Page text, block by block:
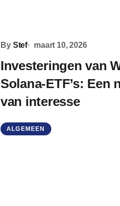
By Stef maart 10, 2026
Investeringen van
Solana-ETF’s: Een
van interesse
ALGEMEEN